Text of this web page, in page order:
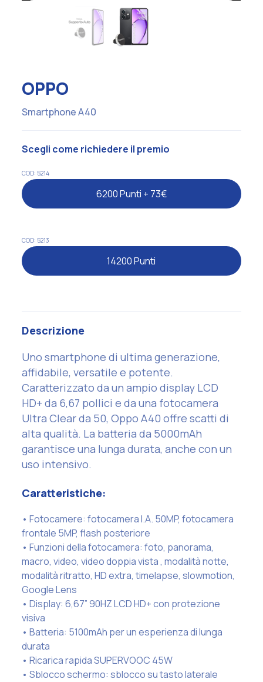
OPPO
Smartphone A40
Scegli come richiedere il premio
COD: 5214
6200 Punti + 73€
COD: 5213
14200 Punti
Descrizione
Uno smartphone di ultima generazione,
affidabile, versatile e potente.
Caratterizzato da un ampio display LCD
HD+ da 6,67 pollici e da una fotocamera
Ultra Clear da 50, Oppo A40 offre scatti di
alta qualità. La batteria da 5000mAh
garantisce una lunga durata, anche con un
uso intensivo.
Caratteristiche:
• Fotocamere: fotocamera I.A. 50MP, fotocamera
frontale 5MP, flash posteriore
• Funzioni della fotocamera: foto, panorama,
macro, video, video doppia vista , modalità notte,
modalità ritratto, HD extra, timelapse, slowmotion,
Google Lens
• Display: 6,67” 90HZ LCD HD+ con protezione
visiva
• Batteria: 5100mAh per un esperienza di lunga
durata
• Ricarica rapida SUPERVOOC 45W
• Sblocco schermo: sblocco su tasto laterale